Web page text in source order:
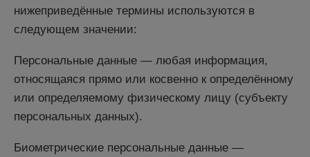
нижеприведённые термины используются в
следующем значении:
Персональные данные — любая информация,
относящаяся прямо или косвенно к определённому
или определяемому физическому лицу (субъекту
персональных данных).
Биометрические персональные данные —